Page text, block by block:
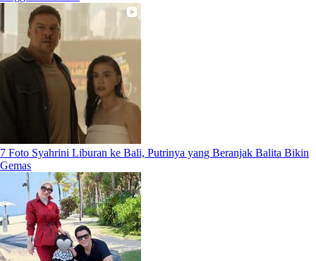
7 Foto Syahrini Liburan ke Bali, Putrinya yang Beranjak Balita Bikin
Gemas